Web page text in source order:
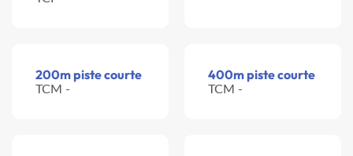
200m piste courte
TCM -
400m piste courte
TCM -